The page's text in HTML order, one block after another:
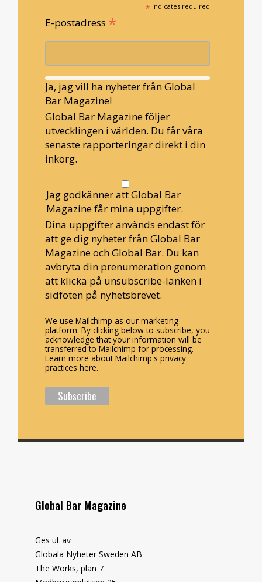
* indicates required
E-postadress *
Ja, jag vill ha nyheter från Global
Bar Magazine!
Global Bar Magazine följer
utvecklingen i världen. Du får våra
senaste rapporteringar direkt i din
inkorg.
Jag godkänner att Global Bar
Magazine får mina uppgifter.
Dina uppgifter används endast för
att ge dig nyheter från Global Bar
Magazine och Global Bar. Du kan
avbryta din prenumeration genom
att klicka på unsubscribe-länken i
sidfoten på nyhetsbrevet.
We use Mailchimp as our marketing
platform. By clicking below to subscribe, you
acknowledge that your information will be
transferred to Mailchimp for processing.
Learn more about Mailchimp's privacy
practices here.
Global Bar Magazine
Ges ut av
Globala Nyheter Sweden AB
The Works, plan 7